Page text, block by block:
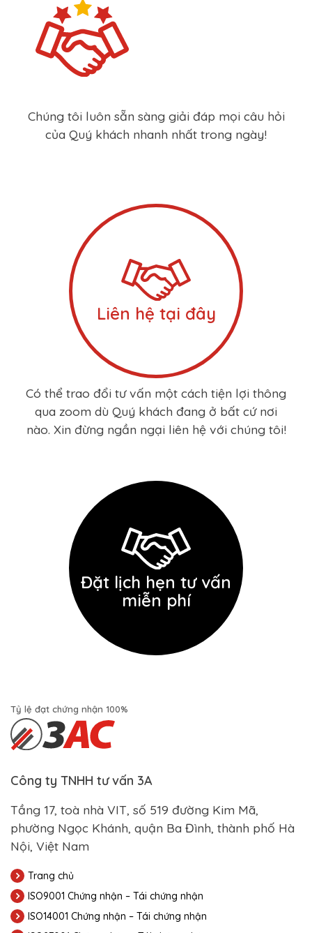
Chúng tôi luôn sẵn sàng giải đáp mọi câu hỏi
của Quý khách nhanh nhất trong ngày!
Liên hệ tại đây
Có thể trao đổi tư vấn một cách tiện lợi thông
qua zoom dù Quý khách đang ở bất cứ nơi
nào. Xin đừng ngần ngại liên hệ với chúng tôi!
Đặt lịch hẹn tư vấn
miễn phí
Tỷ lệ đạt chứng nhận 100%
Công ty TNHH tư vấn 3A
Tầng 17, toà nhà VIT, số 519 đường Kim Mã,
phường Ngọc Khánh, quận Ba Đình, thành phố Hà
Nội, Việt Nam
Trang chủ
ISO9001 Chứng nhận – Tái chứng nhận
ISO14001 Chứng nhận – Tái chứng nhận